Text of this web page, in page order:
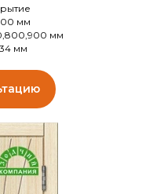
мм
мм
мм